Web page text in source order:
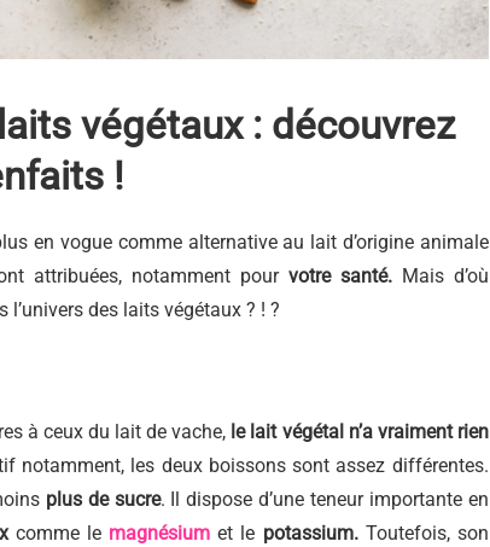
végétaux : découvrez
!
en vogue comme alternative au lait d’origine animale
attribuées, notamment pour votre santé. Mais d’où
des laits végétaux ? ! ?
à ceux du lait de vache, le lait végétal n’a vraiment rien
notamment, les deux boissons sont assez différentes.
plus de sucre. Il dispose d’une teneur importante en
comme le magnésium et le potassium.Toutefois, son